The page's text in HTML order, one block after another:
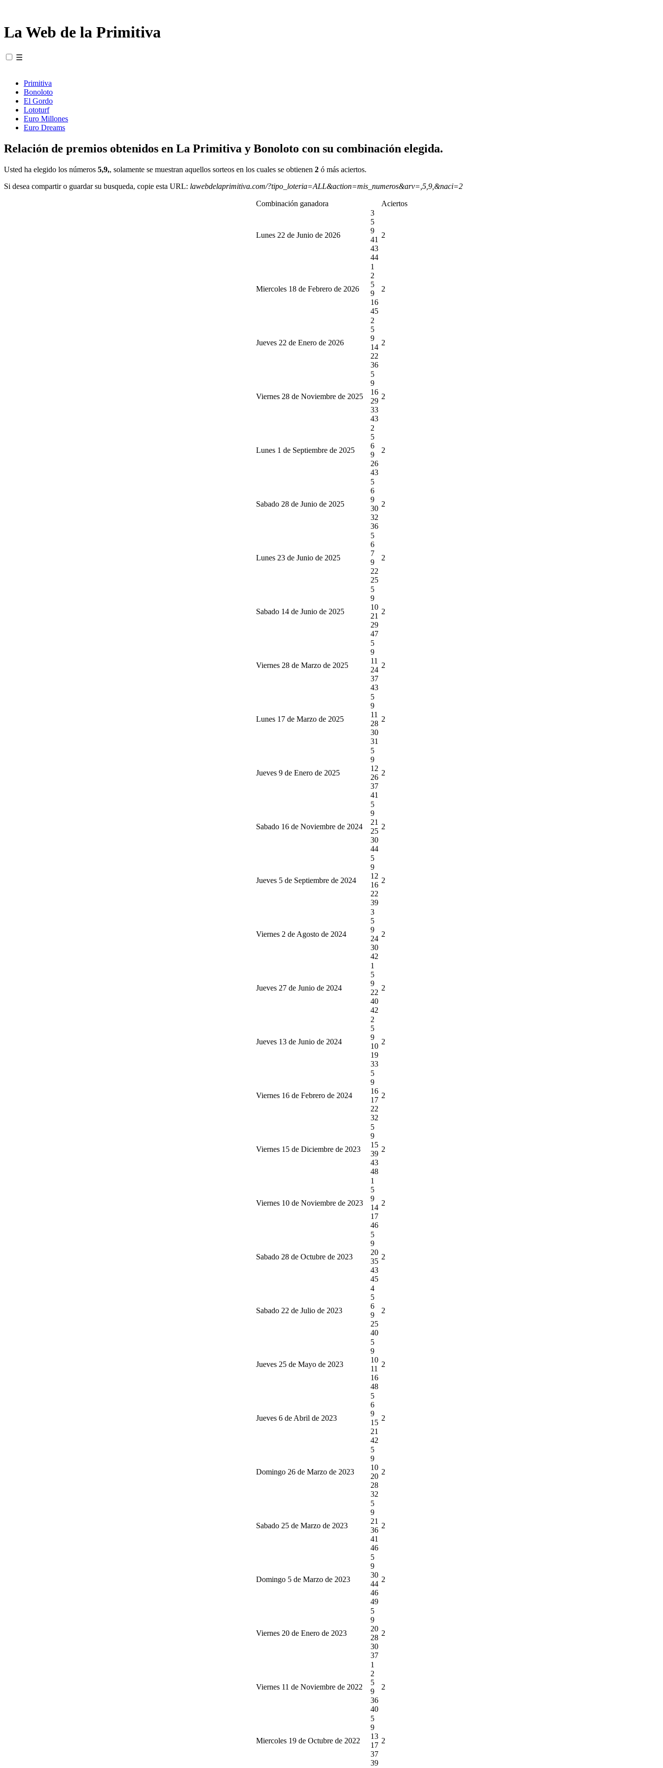
La Web de la Primitiva
☰
Primitiva
Bonoloto
El Gordo
Lototurf
Euro Millones
Euro Dreams
Relación de premios obtenidos en La Primitiva y Bonoloto con su combinación elegida.
Usted ha elegido los números 5,9,, solamente se muestran aquellos sorteos en los cuales se obtienen 2 ó más aciertos.
Si desea compartir o guardar su busqueda, copie esta URL: lawebdelaprimitiva.com/?tipo_loteria=ALL&action=mis_numeros&arv=,5,9,&naci=2
Combinación ganadora Aciertos
Lunes 22 de Junio de 2026
3
5
9
41
43
44
2
Miercoles 18 de Febrero de 2026
1
2
5
9
16
45
2
Jueves 22 de Enero de 2026
2
5
9
14
22
36
2
Viernes 28 de Noviembre de 2025
5
9
16
29
33
43
2
Lunes 1 de Septiembre de 2025
2
5
6
9
26
43
2
Sabado 28 de Junio de 2025
5
6
9
30
32
36
2
Lunes 23 de Junio de 2025
5
6
7
9
22
25
2
Sabado 14 de Junio de 2025
5
9
10
21
29
47
2
Viernes 28 de Marzo de 2025
5
9
11
24
37
43
2
Lunes 17 de Marzo de 2025
5
9
11
28
30
31
2
Jueves 9 de Enero de 2025
5
9
12
26
37
41
2
Sabado 16 de Noviembre de 2024
5
9
21
25
30
44
2
Jueves 5 de Septiembre de 2024
5
9
12
16
22
39
2
Viernes 2 de Agosto de 2024
3
5
9
24
30
42
2
Jueves 27 de Junio de 2024
1
5
9
22
40
42
2
Jueves 13 de Junio de 2024
2
5
9
10
19
33
2
Viernes 16 de Febrero de 2024
5
9
16
17
22
32
2
Viernes 15 de Diciembre de 2023
5
9
15
39
43
48
2
Viernes 10 de Noviembre de 2023
1
5
9
14
17
46
2
Sabado 28 de Octubre de 2023
5
9
20
35
43
45
2
Sabado 22 de Julio de 2023
4
5
6
9
25
40
2
Jueves 25 de Mayo de 2023
5
9
10
11
16
48
2
Jueves 6 de Abril de 2023
5
6
9
15
21
42
2
Domingo 26 de Marzo de 2023
5
9
10
20
28
32
2
Sabado 25 de Marzo de 2023
5
9
21
36
41
46
2
Domingo 5 de Marzo de 2023
5
9
30
44
46
49
2
Viernes 20 de Enero de 2023
5
9
20
28
30
37
2
Viernes 11 de Noviembre de 2022
1
2
5
9
36
40
2
Miercoles 19 de Octubre de 2022
5
9
13
17
37
39
2